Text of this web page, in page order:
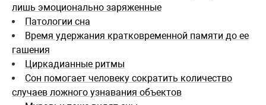
лишь эмоционально заряженные
Патологии сна
Время удержания кратковременной памяти до ее
гашения
Циркадианные ритмы
Cон помогает человеку сократить количество
случаев ложного узнавания объектов